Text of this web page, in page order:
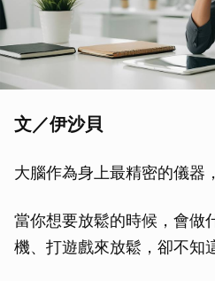
文／伊沙貝
大腦作為身上最精密的儀器
當你想要放鬆的時候，會做
機、打遊戲來放鬆，卻不知